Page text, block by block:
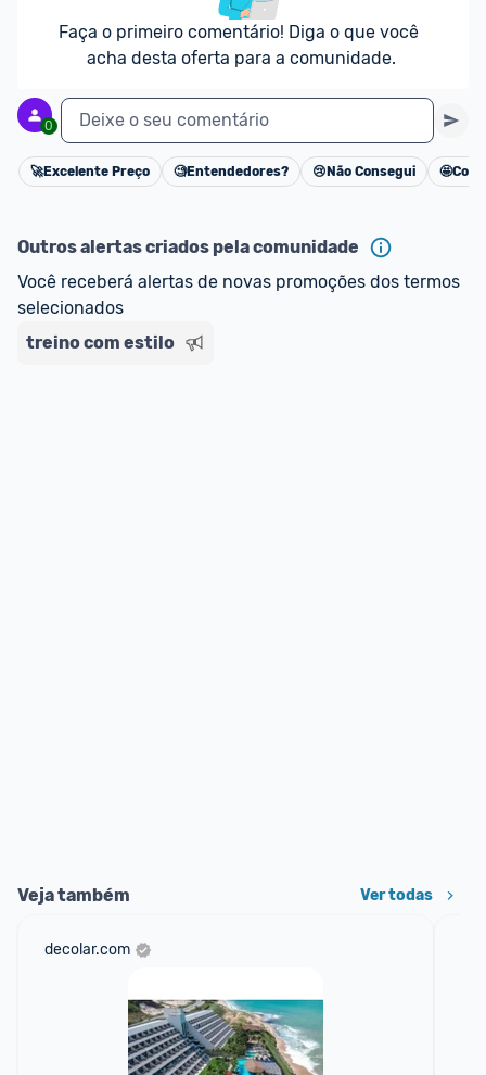
Faça o primeiro comentário! Diga o que você
acha desta oferta para a comunidade.
0 Deixe o seu comentário
Cancelar
🚀Excelente Preço 🧐Entendedores? 😢 Não Consegui 🤩
Outros alertas criados pela comunidade
Você receberá alertas de novas promoções dos termos
selecionados
treino com estilo
Veja também Ver todas
decolar.com